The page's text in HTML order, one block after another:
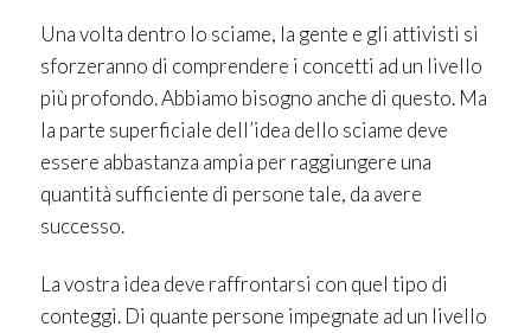
Una volta dentro lo sciame, la gente e gli attivisti si
sforzeranno di comprendere i concetti ad un livello
più profondo. Abbiamo bisogno anche di questo. Ma
la parte superficiale dell’idea dello sciame deve
essere abbastanza ampia per raggiungere una
quantità sufficiente di persone tale, da avere
successo.
La vostra idea deve raffrontarsi con quel tipo di
conteggi. Di quante persone impegnate ad un livello